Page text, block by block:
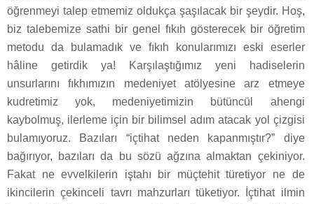
öğrenmeyi talep etmemiz oldukça şaşılacak bir şeydir. Hoş,
biz talebemize sathi bir genel fıkıh gösterecek bir öğretim
metodu da bulamadık ve fıkıh konularımızı eski eserler
hâline getirdik ya! Karşılaştığımız yeni hadiselerin
unsurlarını fıkhımızın medeniyet atölyesine arz etmeye
kudretimiz yok, medeniyetimizin bütüncül ahengi
kaybolmuş, ilerleme için bir bilimsel adım atacak yol çizgisi
bulamıyoruz. Bazıları “içtihat neden kapanmıştır?” diye
bağırıyor, bazıları da bu sözü ağzına almaktan çekiniyor.
Fakat ne evvelkilerin iştahı bir müçtehit türetiyor ne de
ikincilerin çekinceli tavrı mahzurları tüketiyor. İçtihat ilmin